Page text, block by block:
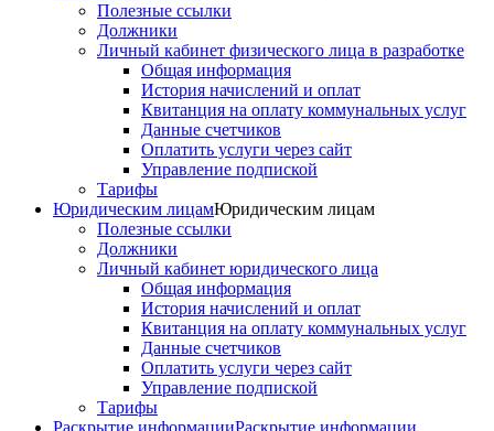
Полезные ссылки
Должники
Личный кабинет физического лица в разработке
Общая информация
История начислений и оплат
Квитанция на оплату коммунальных услуг
Данные счетчиков
Оплатить услуги через сайт
Управление подпиской
Тарифы
Юридическим лицамЮридическим лицам
Полезные ссылки
Должники
Личный кабинет юридического лица
Общая информация
История начислений и оплат
Квитанция на оплату коммунальных услуг
Данные счетчиков
Оплатить услуги через сайт
Управление подпиской
Тарифы
Раскрытие информацииРаскрытие информации